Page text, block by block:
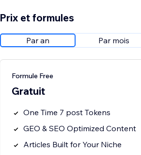
Prix et formules
Par an Par mois
Formule Free
Gratuit
One Time 7 post Tokens
GEO & SEO Optimized Content
Articles Built for Your Niche